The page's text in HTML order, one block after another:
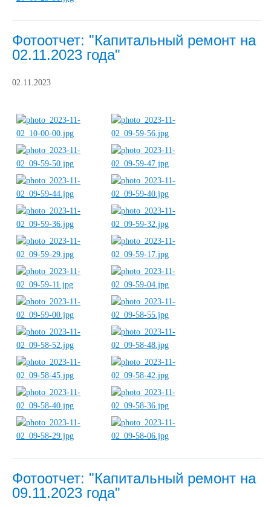
Фотоотчет: "Капитальный ремонт на
02.11.2023 года"
02.11.2023
Фотоотчет: "Капитальный ремонт на
09.11.2023 года"